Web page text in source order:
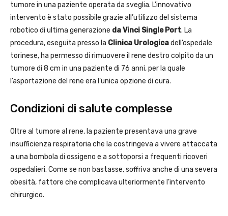
tumore in una paziente operata da sveglia. L’innovativo
intervento è stato possibile grazie all’utilizzo del sistema
robotico di ultima generazione da Vinci Single Port. La
procedura, eseguita presso la Clinica Urologicadell’ospedale
torinese, ha permesso di rimuovere il rene destro colpito da un
tumore di 8 cm in una paziente di 76 anni, per la quale
l’asportazione del rene era l’unica opzione di cura.
Condizioni di salute complesse
Oltre al tumore al rene, la paziente presentava una grave
insufficienza respiratoria che la costringeva a vivere attaccata
a una bombola di ossigeno e a sottoporsi a frequenti ricoveri
ospedalieri. Come se non bastasse, soffriva anche di una severa
obesità, fattore che complicava ulteriormente l’intervento
chirurgico.